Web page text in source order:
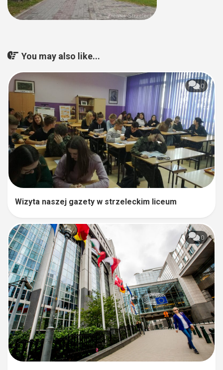
You may also like...
0
Wizyta naszej gazety w strzeleckim liceum
0